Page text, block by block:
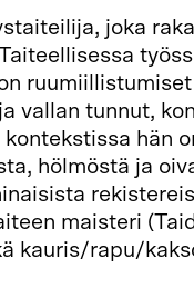
joka
ruumiillistumiset
vallan tunnut,
hän
hölmöstä ja
maisteri
kauris/rapu/